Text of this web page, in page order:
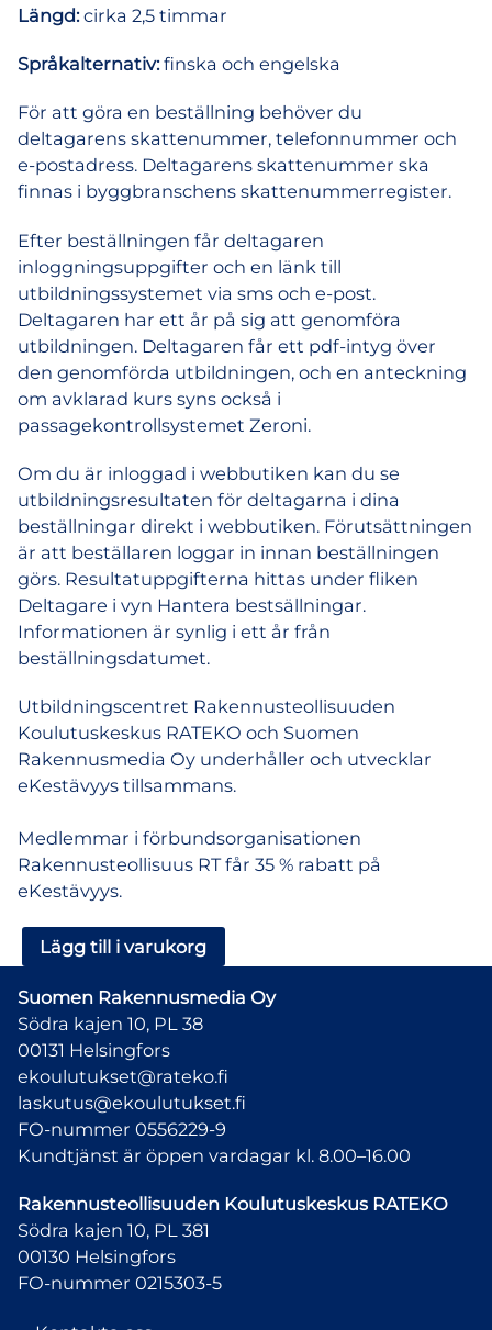
Längd:cirka 2,5 timmar
Språkalternativ:finska och engelska
För att göra en beställning behöver du
deltagarens skattenummer, telefonnummer och
e-postadress. Deltagarens skattenummer ska
finnas i byggbranschens skattenummerregister.
Efter beställningen får deltagaren
inloggningsuppgifter och en länk till
utbildningssystemet via sms och e-post.
Deltagaren har ett år på sig att genomföra
utbildningen. Deltagaren får ett pdf-intyg över
den genomförda utbildningen, och en anteckning
om avklarad kurs syns också i
passagekontrollsystemet Zeroni.
Om du är inloggad i webbutiken kan du se
utbildningsresultaten för deltagarna i dina
beställningar direkt i webbutiken. Förutsättningen
är att beställaren loggar in innan beställningen
görs. Resultatuppgifterna hittas under fliken
Deltagare i vyn Hantera bestsällningar.
Informationen är synlig i ett år från
beställningsdatumet.
Utbildningscentret Rakennusteollisuuden
Koulutuskeskus RATEKO och Suomen
Rakennusmedia Oy underhåller och utvecklar
eKestävyys tillsammans.
Medlemmar i förbundsorganisationen
Rakennusteollisuus RT får 35 % rabatt på
eKestävyys.
eKestävyys
–
engångsbeställning
mängd
Lägg till i varukorg
Suomen Rakennusmedia Oy
Södra kajen 10, PL 38
00131 Helsingfors
ekoulutukset@rateko.fi
laskutus@ekoulutukset.fi
FO-nummer 0556229-9
Kundtjänst är öppen vardagar kl. 8.00–16.00
Rakennusteollisuuden Koulutuskeskus RATEKO
Södra kajen 10, PL 381
00130 Helsingfors
FO-nummer 0215303-5